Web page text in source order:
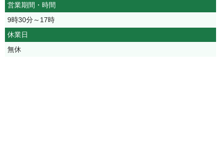
営業期間・時間
9時30分～17時
休業日
無休